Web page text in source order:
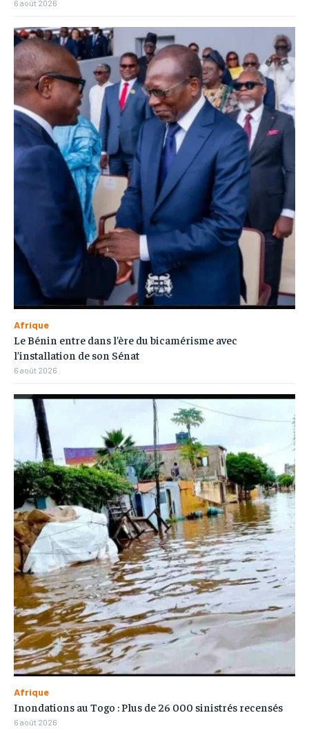
6 août 2026
Afrique
Le Bénin entre dans l’ère du bicamérisme avec
l’installation de son Sénat
6 août 2026
Afrique
Inondations au Togo : Plus de 26 000 sinistrés recensés
6 août 2026